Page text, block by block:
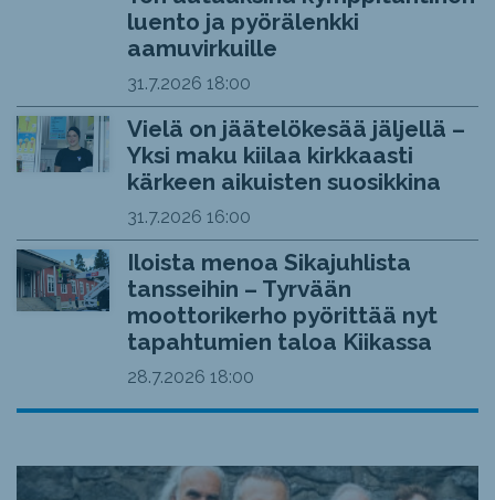
luento ja pyörälenkki
aamuvirkuille
31.7.2026 18:00
Vielä on jäätelökesää jäljellä –
Yksi maku kiilaa kirkkaasti
kärkeen aikuisten suosikkina
31.7.2026 16:00
Iloista menoa Sikajuhlista
tansseihin – Tyrvään
moottorikerho pyörittää nyt
tapahtumien taloa Kiikassa
28.7.2026 18:00